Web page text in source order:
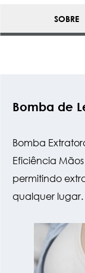
SOBRE
Bomba de
Bomba
Eficiência
permitindo
qualquer lugar.